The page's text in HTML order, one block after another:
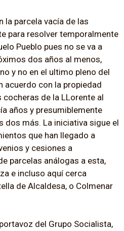
la parcela vacía de las
para resolver temporalmente
Pueblo pues no se va a
dos años al menos,
y no en el ultimo pleno del
acuerdo con la propiedad
cocheras de la LLorente al
años y presumiblemente
dos más. La iniciativa sigue el
que han llegado a
y cesiones a
parcelas análogas a esta,
e incluso aquí cerca
de Alcaldesa, o Colmenar
del Grupo Socialista,